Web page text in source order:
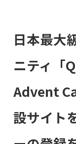
日本最大
ニティ「
Advent
設サイト